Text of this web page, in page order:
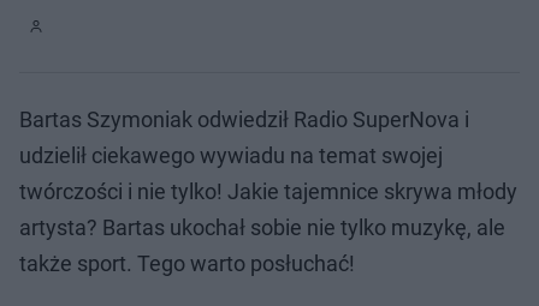
Bartas Szymoniak odwiedził Radio SuperNova i
udzielił ciekawego wywiadu na temat swojej
twórczości i nie tylko! Jakie tajemnice skrywa młody
artysta? Bartas ukochał sobie nie tylko muzykę, ale
także sport. Tego warto posłuchać!